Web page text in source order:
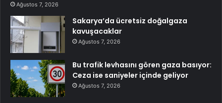
Ağustos 7, 2026
Sakarya’da ücretsiz doğalgaza
kavuşacaklar
Ağustos 7, 2026
Bu trafik levhasını gören gaza basıyor:
Ceza ise saniyeler içinde geliyor
Ağustos 7, 2026